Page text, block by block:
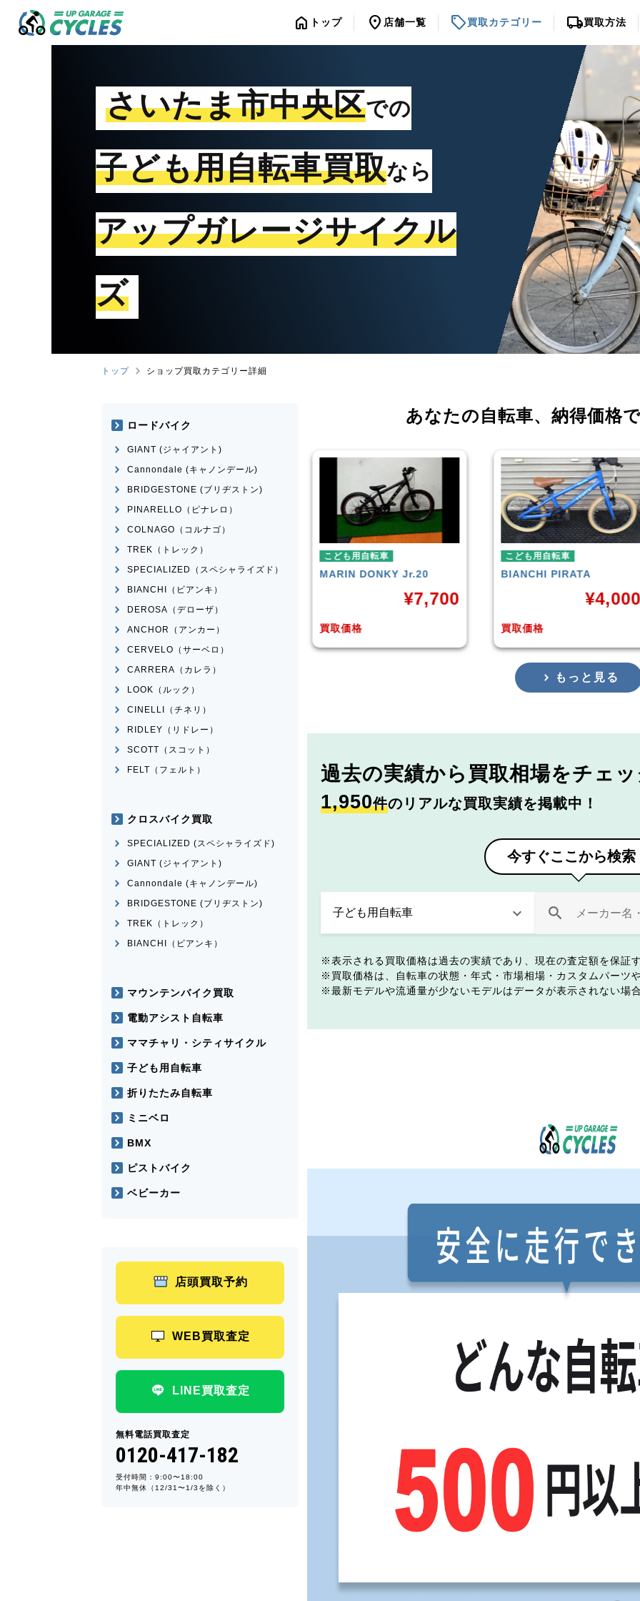
home トップ location_on 店舗一覧 sell買取カテゴリー local_shipping買取方法
さいたま市中央区での
子ども用自転車買取なら
アップガレージサイクル
ズ
トップ ショップ買取カテゴリー詳細
あなたの自転車、 納得価格
3,874
こども用自転車
MARINDONKY Jr.20
買取価格
こども用自転車
BIANCHI PIRATA
買取価格
¥4,000
こども用自転車
玉越工業MAHALO
買取価格
¥
もっと見る
過去の実績から 買取相場をチェ
1,950件のリアルな買取実績を掲載中！
今すぐここから検索
表示される買取価格は過去の実績であり、現在の査定額を保証
買取価格は、自転車の状態・年式・市場相場・カスタムパーツ
最新モデルや流通量が少ないモデルはデータが表示されない場
ロードバイク
GIANT (ジャイアント)
Cannondale (キャノンデール)
BRIDGESTONE (ブリヂストン)
PINARELLO（ピナレロ）
COLNAGO（コルナゴ）
TREK（トレック）
SPECIALIZED（スペシャライズド）
BIANCHI（ビアンキ）
DEROSA（デローザ）
ANCHOR（アンカー）
CERVELO（サーベロ）
CARRERA（カレラ）
LOOK（ルック）
CINELLI（チネリ）
RIDLEY（リドレー）
SCOTT（スコット）
FELT（フェルト）
クロスバイク買取
SPECIALIZED (スペシャライズド)
GIANT (ジャイアント)
Cannondale (キャノンデール)
BRIDGESTONE (ブリヂストン)
TREK（トレック）
BIANCHI（ビアンキ）
マウンテンバイク買取
電動アシスト自転車
ママチャリ・シティサイクル
子ども用自転車
折りたたみ自転車
ミニベロ
BMX
ピストバイク
ベビーカー
店頭買取予約
WEB買取査定
LINE買取査定
無料電話買取査定
0120-417-182
受付時間：9:00〜18:00
年中無休（12/31〜1/3を除く）